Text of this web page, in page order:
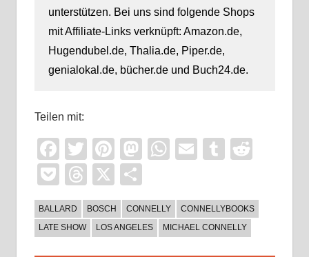
unterstützen. Bei uns sind folgende Shops
mit Affiliate-Links verknüpft: Amazon.de,
Hugendubel.de, Thalia.de, Piper.de,
genialokal.de, bücher.de und Buch24.de.
Teilen mit:
Facebook
TwitterPinterest
Mastodon
WhatsApp
EmailTumblr
PocketThreads
X
BALLARD BOSCH CONNELLY
CONNELLYBOOKS
LATE SHOW
LOS ANGELES MICHAEL CONNELLY